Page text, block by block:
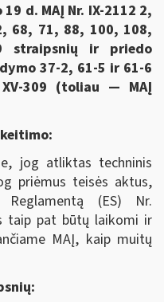
d. MAĮ Nr. IX-2112 2,
68, 71, 88, 100, 108,
straipsnių ir priedo
37-2, 61-5 ir 61-6
309 (toliau — MAĮ
atliktas techninis
priėmus teisės aktus,
Reglamentą (ES) Nr.
taip pat būtų laikomi ir
MAĮ, kaip muitų